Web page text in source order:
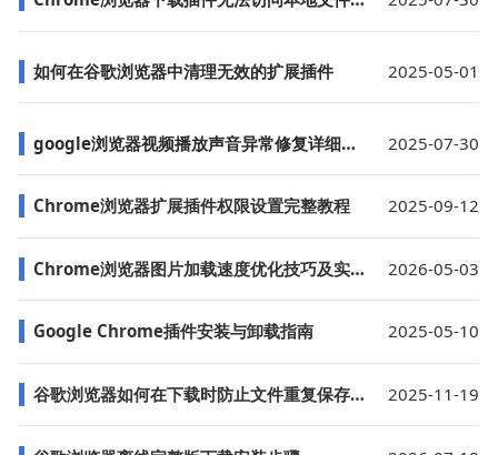
如何在谷歌浏览器中清理无效的扩展插件 2025-05-01
google浏览器视频播放声音异常修复详细教程 2025-07-30
Chrome浏览器扩展插件权限设置完整教程 2025-09-12
Chrome浏览器图片加载速度优化技巧及实用设置 2026-05-03
Google Chrome插件安装与卸载指南 2025-05-10
谷歌浏览器如何在下载时防止文件重复保存的方法 2025-11-19